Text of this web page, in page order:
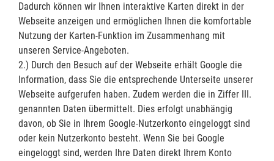
Dadurch können wir Ihnen interaktive Karten direkt in der
Webseite anzeigen und ermöglichen Ihnen die komfortable
Nutzung der Karten-Funktion im Zusammenhang mit
unseren Service-Angeboten.
2.) Durch den Besuch auf der Webseite erhält Google die
Information, dass Sie die entsprechende Unterseite unserer
Webseite aufgerufen haben. Zudem werden die in Ziffer III.
genannten Daten übermittelt. Dies erfolgt unabhängig
davon, ob Sie in Ihrem Google-Nutzerkonto eingeloggt sind
oder kein Nutzerkonto besteht. Wenn Sie bei Google
eingeloggt sind, werden Ihre Daten direkt Ihrem Konto